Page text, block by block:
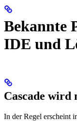
Bekannte
IDE und
Cascade wird
In der Regel erscheint